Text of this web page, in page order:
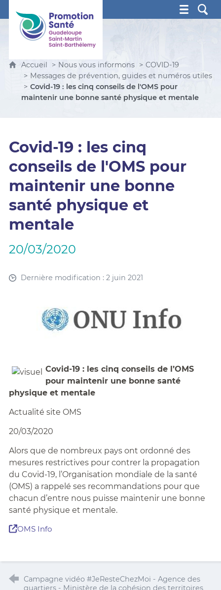
Promotion Santé Guadeloupe, Saint-Martin, Saint
Accueil Nous vous informons
COVID-19
Messages de prévention, guides et numéros utiles
Covid-19 : les cinq conseils de l'OMS pour
maintenir une bonne santé physique et mentale
Covid-19 : les cinq
conseils de l'OMS pour
maintenir une bonne
santé physique et
mentale
20/03/2020
Dernière modification : 2 juin 2021
Covid-19 : les cinq conseils de l’OMS
pour maintenir une bonne santé
physique et mentale
Actualité site OMS
20/03/2020
Alors que de nombreux pays ont ordonné des
mesures restrictives pour contrer la propagation
du Covid-19, l’Organisation mondiale de la santé
(OMS) a rappelé ses recommandations pour que
chacun d’entre nous puisse maintenir une bonne
santé physique et mentale.
OMS Info
Campagne vidéo #JeResteChezMoi - Agence des
quartiers - Ministère de la cohésion des territoires